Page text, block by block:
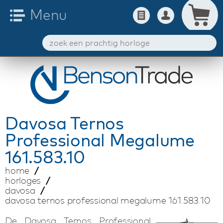
Davosa Ternos
Professional Megalume
161.583.10
home
horloges
davosa
davosa ternos professional megalume 161.583.10